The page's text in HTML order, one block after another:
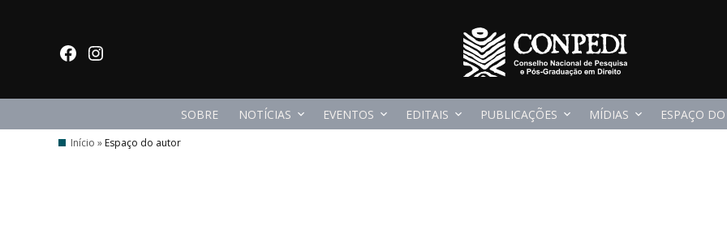
facebookInstagram
SOBRE NOTÍCIAS EVENTOS EDITAIS PUBLICAÇÕES MÍDIAS ESPAÇO
Início » Espaço do autor